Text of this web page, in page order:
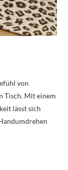
von
Tisch. Mit einem
lässt sich